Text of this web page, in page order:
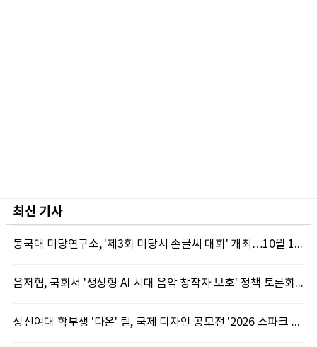
최신 기사
동국대 미당연구소, '제3회 미당시 손글씨 대회' 개최…10월 12일까지 접수
음저협, 국회서 '생성형 AI 시대 음악 창작자 보호' 정책 토론회 10일 개최
성신여대 학부생 '다온' 팀, 국제 디자인 공모전 '2026 스파크 어워드' 동상 수상